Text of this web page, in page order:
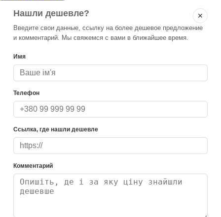
✕
Нашли дешевле?
Введите свои данные, ссылку на более дешевое предложение
и комментарий. Мы свяжемся с вами в ближайшее время.
Имя
Телефон
Ссылка, где нашли дешевле
Комментарий